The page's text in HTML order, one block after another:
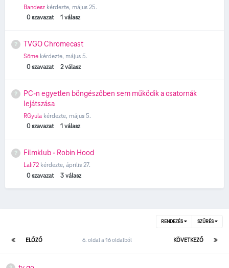
Bandesz kérdezte, május 25.
0 szavazat 1 válasz
TVGO Chromecast
Söme kérdezte, május 5.
0 szavazat 2 válasz
PC-n egyetlen böngészőben sem működik a csatornák
lejátszása
RGyula kérdezte, május 5.
0 szavazat 1 válasz
Filmklub - Robin Hood
Lali72 kérdezte, április 27.
0 szavazat 3 válasz
RENDEZÉS SZŰRÉS
ELŐZŐ KÖVETKEZŐ
6. oldal a 16 oldalból